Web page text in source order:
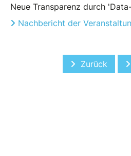
Neue Transparenz durch
Nachbericht der
Vorheriger
Zurück